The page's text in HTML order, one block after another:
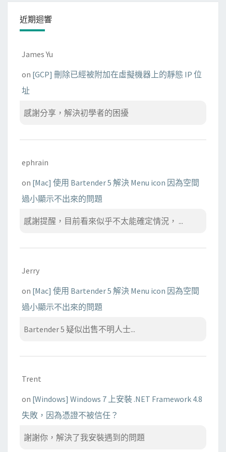
近期迴響
James Yu
on [GCP] 刪除已經被附加在虛擬機器上的靜態 IP 位
址
感謝分享，解決初學者的困擾
ephrain
on [Mac] 使用 Bartender 5 解決 Menu icon 因為空間
過小顯示不出來的問題
感謝提醒，目前看來似乎不太能確定情況， ...
Jerry
on [Mac] 使用 Bartender 5 解決 Menu icon 因為空間
過小顯示不出來的問題
Bartender 5 疑似出售不明人士...
Trent
on [Windows] Windows 7 上安裝 .NET Framework 4.8
失敗，因為憑證不被信任？
謝謝你，解決了我安裝遇到的問題